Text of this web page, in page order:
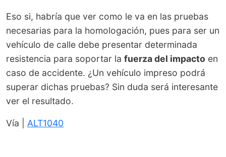
Eso si, habría que ver como le va en las pruebas
necesarias para la homologación, pues para ser un
vehículo de calle debe presentar determinada
resistencia para soportar la fuerza del impacto en
caso de accidente. ¿Un vehículo impreso podrá
superar dichas pruebas? Sin duda será interesante
ver el resultado.
Vía | ALT1040